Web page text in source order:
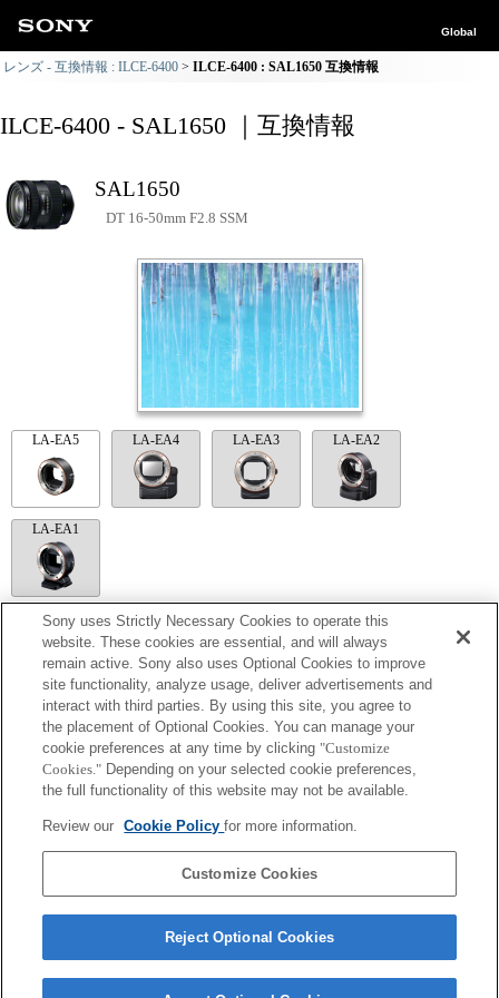
Global
レンズ - 互換情報 : ILCE-6400 ILCE-6400 : SAL1650 互換情報
ILCE-6400 - SAL1650 ｜互換情報
SAL1650
DT 16-50mm F2.8 SSM
LA-EA5 LA-EA4 LA-EA3 LA-EA2
LA-EA1
LA-EA5
装着にはマウントアダプターが必要です。
手ぶれ補正は機能しません。
動画撮影中、絞りの動作音が内蔵マイクから記録されます。
A（絞り優先）モード、S（シャッター優先）モード、M（マニュアル）モ
ード時以外では、動画撮影中にシャッタースピードや絞りの設定ができま
レンズ補正機能には対応していません。
マウントアダプターを使用して「Aマウントレンズ」を装着した場合に
「カスタムキー設定」で任意のキーに「ピント拡大」もしくは「MFアシス
ト」機能を割り当てて使用してください
タッチシャッターは使用できません。
Sony uses Strictly Necessary Cookies to operate this
website. These cookies are essential, and will always
remain active. Sony also uses Optional Cookies to improve
site functionality, analyze usage, deliver advertisements and
interact with third parties. By using this site, you agree to
the placement of Optional Cookies. You can manage your
cookie preferences at any time by clicking "Customize
Cookies." Depending on your selected cookie preferences,
the full functionality of this website may not be available.
Review our Cookie Policyfor more information.
Customize Cookies
Reject Optional Cookies